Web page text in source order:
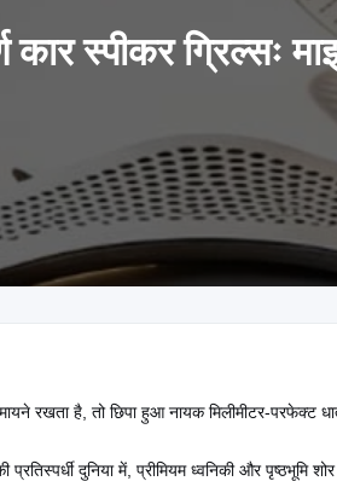
कार स्पीकर ग्रिल्सः
रखता है, तो छिपा हुआ नायक मिलीमीटर-परफेक्ट
प्रतिस्पर्धी दुनिया में, प्रीमियम ध्वनिकी और